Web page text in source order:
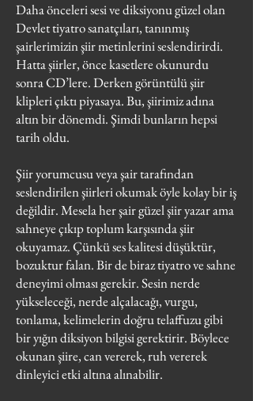
Daha önceleri sesi ve diksiyonu güzel olan
Devlet tiyatro sanatçıları, tanınmış
şairlerimizin şiir metinlerini seslendirirdi.
Hatta şiirler, önce kasetlere okunurdu
sonra CD’lere. Derken görüntülü şiir
klipleri çıktı piyasaya. Bu, şiirimiz adına
altın bir dönemdi. Şimdi bunların hepsi
tarih oldu.
Şiir yorumcusu veya şair tarafından
seslendirilen şiirleri okumak öyle kolay bir iş
değildir. Mesela her şair güzel şiir yazar ama
sahneye çıkıp toplum karşısında şiir
okuyamaz. Çünkü ses kalitesi düşüktür,
bozuktur falan. Bir de biraz tiyatro ve sahne
deneyimi olması gerekir. Sesin nerde
yükseleceği, nerde alçalacağı, vurgu,
tonlama, kelimelerin doğru telaffuzu gibi
bir yığın diksiyon bilgisi gerektirir. Böylece
okunan şiire, can vererek, ruh vererek
dinleyici etki altına alınabilir.